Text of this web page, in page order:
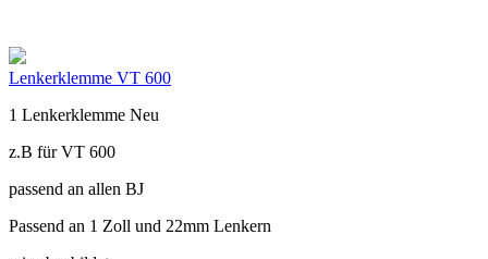
Lenkerklemme VT 600
1 Lenkerklemme Neu
z.B für VT 600
passend an allen BJ
Passend an 1 Zoll und 22mm Lenkern